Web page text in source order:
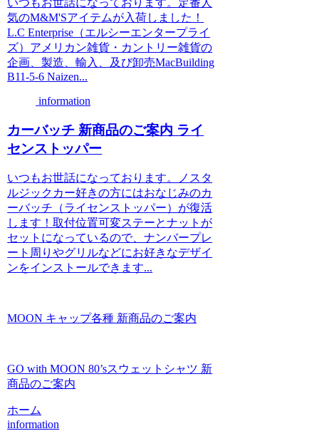
気のM&M'Sアイテムが入荷しました！
L.C Enterprise（エルシーエンタープライ
ズ）アメリカン雑貨・カントリー雑貨の
企画、製造、輸入、及び卸売MacBuilding
B11-5-6 Naizen...
information
カーバッチ 新商品のご案内 ライ
センストッパー
いつもお世話になっております。ノスタ
ルジックカー好きの方にはおなじみのカ
ーバッチ（ライセンストッパー）が復活
します！取付位置可変ステーとナットが
セットになっているので、ナンバープレ
ート周りやグリルなどにお好きなデザイ
ンをインストールできます...
MOON キャップ各種 新商品のご案内
GO with MOON 80’sスウェットシャツ 新
商品のご案内
ホーム
information